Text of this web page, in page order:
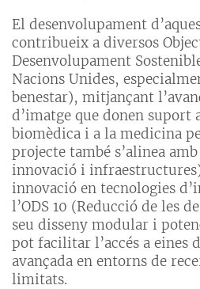
El desenvolupament
contribueix a diversos
Desenvolupament
Nacions Unides,
benestar), mitjançant
d’imatge que donen suport
biomèdica i a la medicina
projecte també s’alinea
innovació i
innovació en tecnologies
l’ODS 10 (Reducció de les
seu disseny modular i
pot facilitar l’accés a eines
avançada en entorns de
limitats.